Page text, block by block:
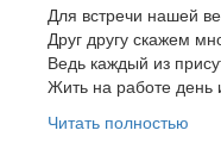
Для встречи нашей
Друг другу скажем
Ведь каждый из
Жить на работе день
Читать полностью